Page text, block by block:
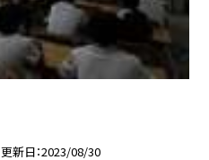
更新日 2023/08/30